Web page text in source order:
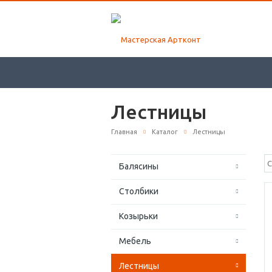
Лестницы
Главная Каталог Лестницы
Балясины
Столбики
Козырьки
Мебель
Лестницы